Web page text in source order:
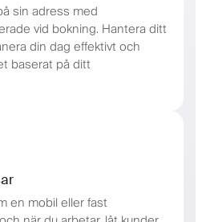
sin adress med
vid bokning. Hantera ditt
din dag effektivt och
baserat på ditt
en mobil eller fast